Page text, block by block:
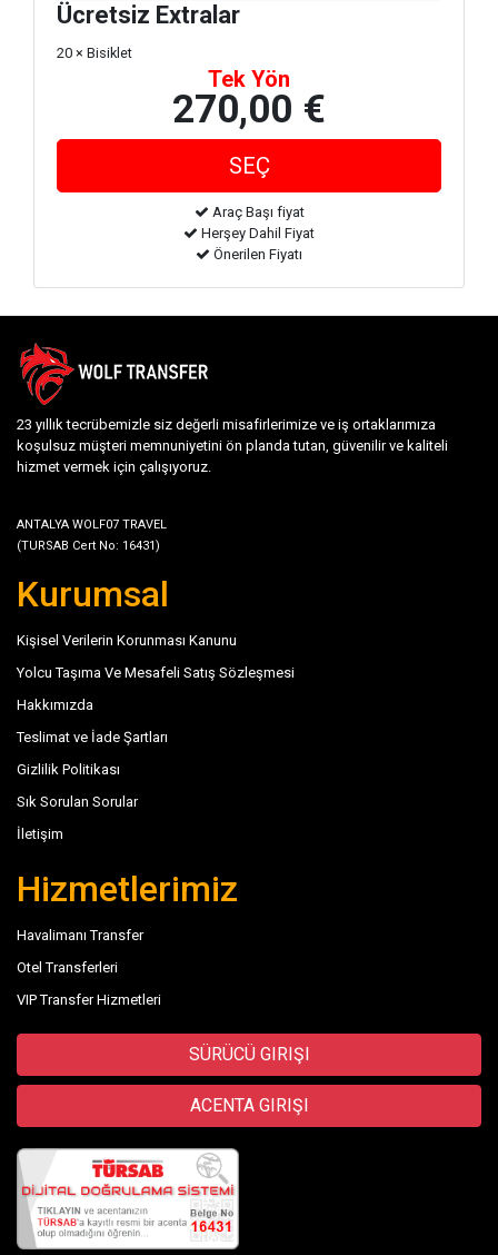
Ücretsiz Extralar
20 × Bisiklet
Tek Yön
270,00 €
Araç Başı fiyat
Herşey Dahil Fiyat
Önerilen Fiyatı
23 yıllık tecrübemizle siz değerli misafirlerimize ve iş ortaklarımıza
koşulsuz müşteri memnuniyetini ön planda tutan, güvenilir ve kaliteli
hizmet vermek için çalışıyoruz.
ANTALYA WOLF07 TRAVEL
(TURSAB Cert No: 16431)
Kurumsal
Kişisel Verilerin Korunması Kanunu
Yolcu Taşıma Ve Mesafeli Satış Sözleşmesi
Hakkımızda
Teslimat ve İade Şartları
Gizlilik Politikası
Sık Sorulan Sorular
İletişim
Hizmetlerimiz
Havalimanı Transfer
Otel Transferleri
VIP Transfer Hizmetleri
SÜRÜCÜ GIRIŞI
ACENTA GIRIŞI